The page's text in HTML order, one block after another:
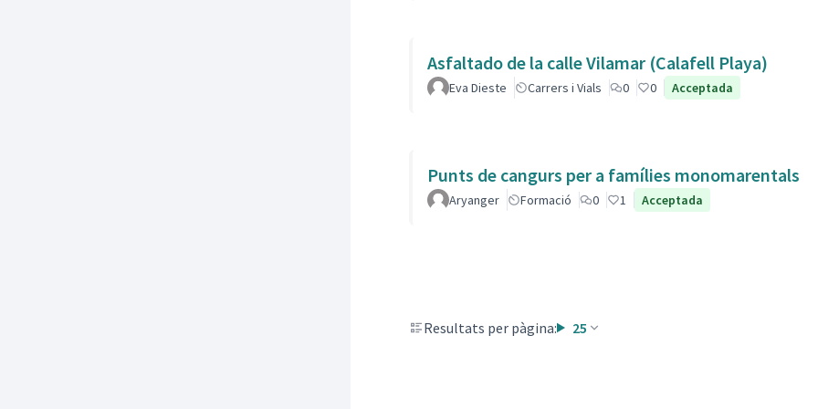
Asfaltado de la calle Vilamar (Calafell Playa)
Eva Dieste Carrers i Vials 0 0 Acceptada
Punts de cangurs per a famílies monomarentals
Aryanger Formació 0 1 Acceptada
Resultats per pàgina: 25